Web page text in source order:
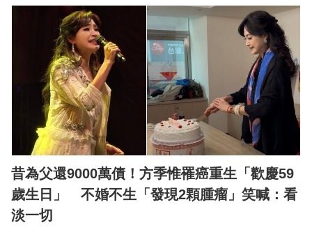
昔為父還9000萬債！方季惟罹癌重生「歡慶59
歲生日」 不婚不生「發現2顆腫瘤」笑喊：看
淡一切